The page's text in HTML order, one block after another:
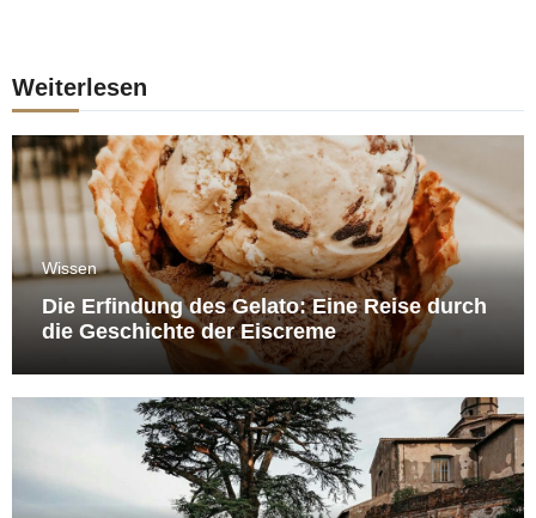
Weiterlesen
Wissen
Die Erfindung des Gelato: Eine Reise durch
die Geschichte der Eiscreme